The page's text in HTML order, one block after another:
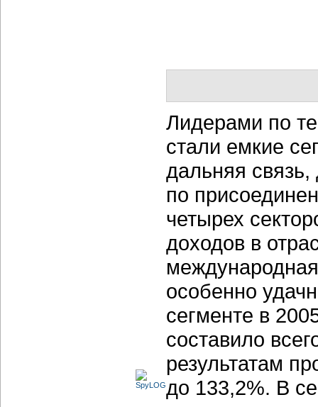
Лидерами по
стали емкие
дальняя связь,
по
четырех
доходов в
особенно
сегменте в
составило
результатам
до 133,2%. В